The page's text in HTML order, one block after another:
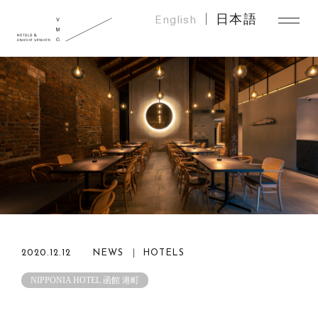
English 日本語
2020.12.12 NEWS ｜ HOTELS
NIPPONIA HOTEL 函館 港町